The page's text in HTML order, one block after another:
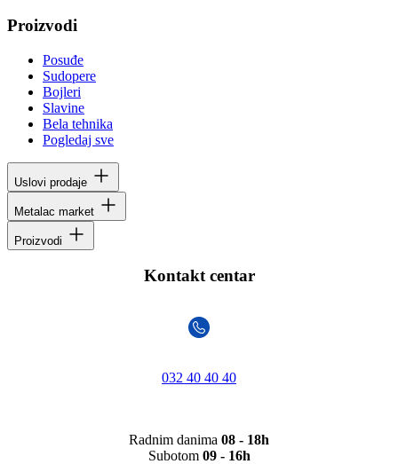
Proizvodi
Posuđe
Sudopere
Bojleri
Slavine
Bela tehnika
Pogledaj sve
Uslovi prodaje
Metalac market
Proizvodi
Kontakt centar
032 40 40 40
Radnim danima 08 - 18h
Subotom 09 - 16h